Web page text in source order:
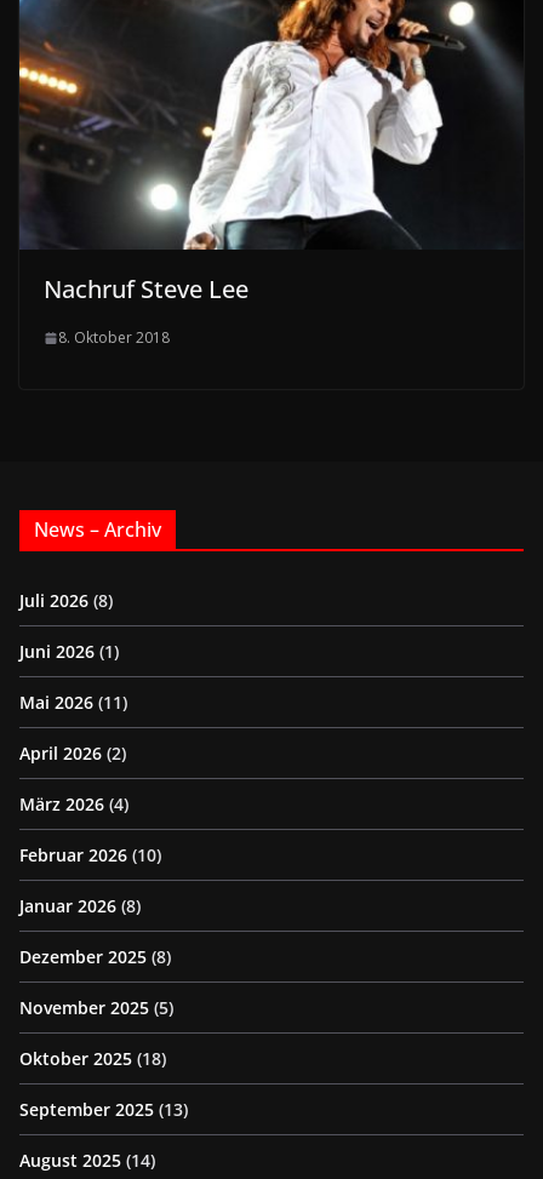
Nachruf Steve Lee
8. Oktober 2018
News – Archiv
Juli 2026 (8)
Juni 2026 (1)
Mai 2026 (11)
April 2026 (2)
März 2026 (4)
Februar 2026 (10)
Januar 2026 (8)
Dezember 2025 (8)
November 2025 (5)
Oktober 2025 (18)
September 2025 (13)
August 2025 (14)